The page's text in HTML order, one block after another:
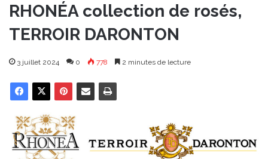
RHONÉA collection de rosés,
TERROIR DARONTON
3 juillet 2024 0 778 2 minutes de lecture